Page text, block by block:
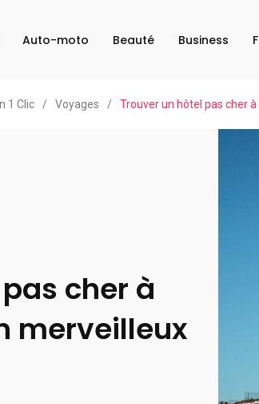
Auto-moto Beauté Business
1 Clic / Voyages / Trouver un hôtel pas cher
cher à
merveilleux